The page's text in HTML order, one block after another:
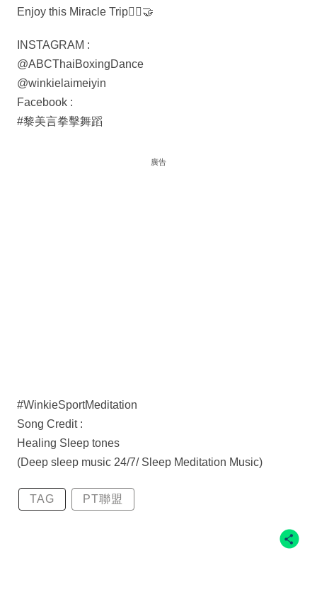
Enjoy this Miracle Trip🧘‍♀🤝
INSTAGRAM :
@ABCThaiBoxingDance
@winkielaimeiyin
Facebook :
#黎美言拳擊舞蹈
廣告
#WinkieSportMeditation
Song Credit :
Healing Sleep tones
(Deep sleep music 24/7/ Sleep Meditation Music)
TAG PT聯盟